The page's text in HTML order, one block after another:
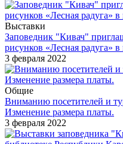
Выставки
Заповедник "Кивач"
рисунков «Лесная радуга» в
3 февраля 2022
Общие
Вниманию посетителей и
Изменение размера платы.
3 февраля 2022